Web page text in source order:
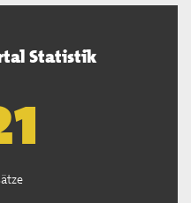
Statistik